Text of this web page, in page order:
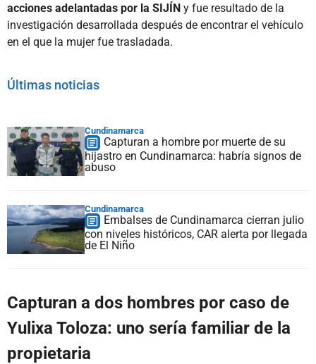
acciones adelantadas por la SIJÍN y fue resultado de la
investigación desarrollada después de encontrar el vehículo
en el que la mujer fue trasladada.
Últimas noticias
Cundinamarca
Capturan a hombre por muerte de su
hijastro en Cundinamarca: habría signos de
abuso
Cundinamarca
Embalses de Cundinamarca cierran julio
con niveles históricos, CAR alerta por llegada
de El Niño
Capturan a dos hombres por caso de
Yulixa Toloza: uno sería familiar de la
propietaria